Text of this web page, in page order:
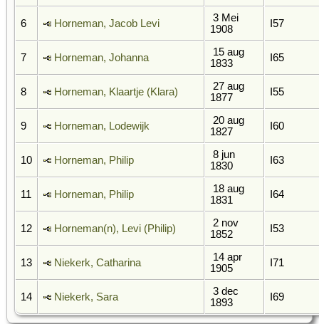
6 Horneman, Jacob Levi
3 Mei
1908
I57
7 Horneman, Johanna
15 aug
1833
I65
8 Horneman, Klaartje (Klara)
27 aug
1877
I55
9 Horneman, Lodewijk
20 aug
1827
I60
10 Horneman, Philip
8 jun
1830
I63
11 Horneman, Philip
18 aug
1831
I64
12 Horneman(n), Levi (Philip)
2 nov
1852
I53
13 Niekerk, Catharina
14 apr
1905
I71
14 Niekerk, Sara
3 dec
1893
I69